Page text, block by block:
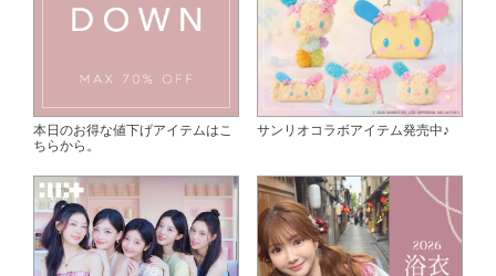
本日のお得な値下げアイテムはこ
ちらから。
サンリオコラボアイテム発売中♪